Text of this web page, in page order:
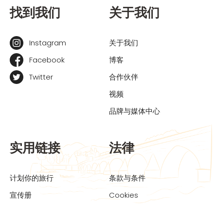
找到我们
Instagram
Facebook
Twitter
关于我们
关于我们
博客
合作伙伴
视频
品牌与媒体中心
实用链接
计划你的旅行
宣传册
法律
条款与条件
Cookies